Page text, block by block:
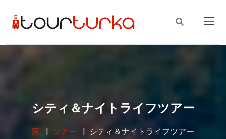
シティ＆ナイトライフツアー
家 ツアー シティ＆ナイトライフツアー